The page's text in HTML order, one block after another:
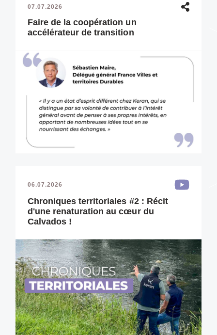
07.07.2026
Faire de la coopération un
accélérateur de transition
06.07.2026
Chroniques territoriales #2 : Récit
d'une renaturation au cœur du
Calvados !